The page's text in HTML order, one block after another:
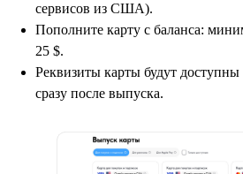
сервисов из США).
Пополните карту с баланса:
25 $.
Реквизиты карты будут
сразу после выпуска.